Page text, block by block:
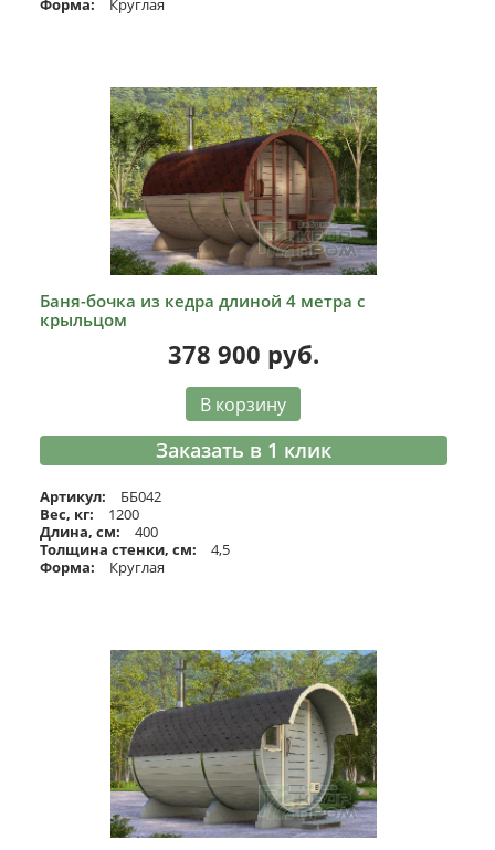
Баня-бочка из кедра длиной 4 метра с
крыльцом
378 900 руб.
В корзину
Заказать в 1 клик
Артикул:
ББ042
Вес, кг:
1200
Длина, см:
400
Толщина стенки, см:
4,5
Форма:
Круглая